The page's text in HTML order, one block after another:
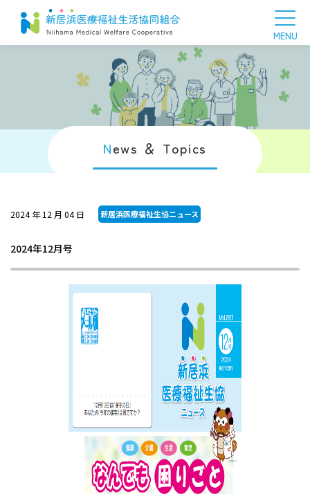
News ＆ Topics
2024 年 12 月 04 日 新居浜医療福祉生協ニュース
2024年12月号